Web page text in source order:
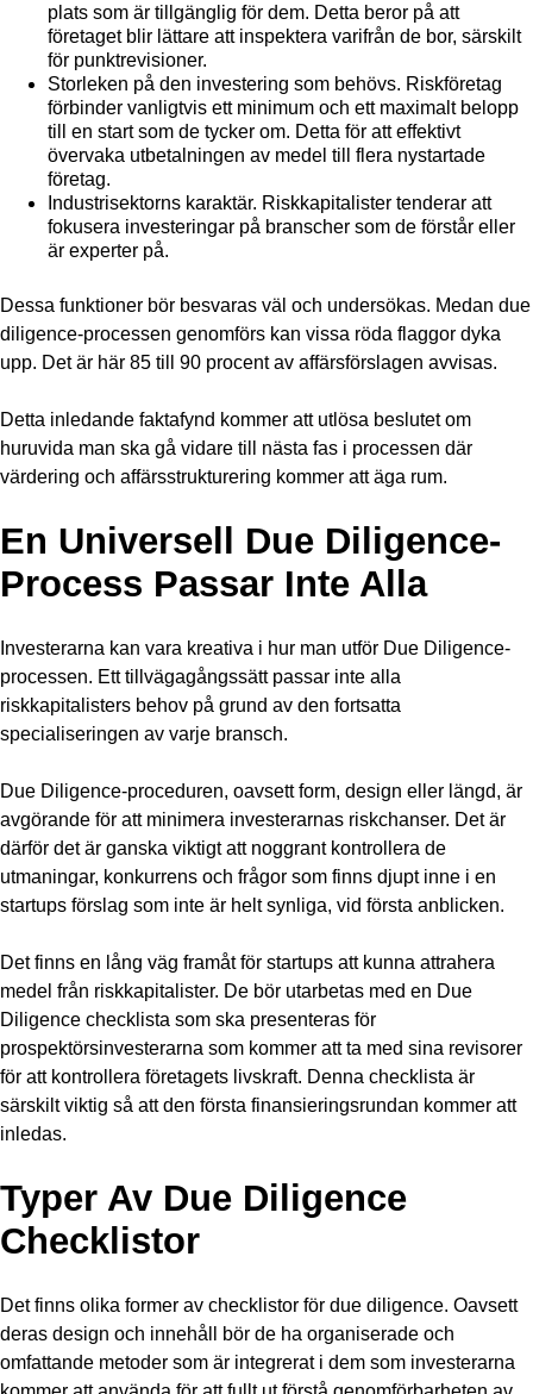
plats som är tillgänglig för dem. Detta beror på att
företaget blir lättare att inspektera varifrån de bor, särskilt
för punktrevisioner.
Storleken på den investering som behövs. Riskföretag
förbinder vanligtvis ett minimum och ett maximalt belopp
till en start som de tycker om. Detta för att effektivt
övervaka utbetalningen av medel till flera nystartade
företag.
Industrisektorns karaktär. Riskkapitalister tenderar att
fokusera investeringar på branscher som de förstår eller
är experter på.
Dessa funktioner bör besvaras väl och undersökas. Medan due
diligence-processen genomförs kan vissa röda flaggor dyka
upp. Det är här 85 till 90 procent av affärsförslagen avvisas.
Detta inledande faktafynd kommer att utlösa beslutet om
huruvida man ska gå vidare till nästa fas i processen där
värdering och affärsstrukturering kommer att äga rum.
En Universell Due Diligence-
Process Passar Inte Alla
Investerarna kan vara kreativa i hur man utför Due Diligence-
processen. Ett tillvägagångssätt passar inte alla
riskkapitalisters behov på grund av den fortsatta
specialiseringen av varje bransch.
Due Diligence-proceduren, oavsett form, design eller längd, är
avgörande för att minimera investerarnas riskchanser. Det är
därför det är ganska viktigt att noggrant kontrollera de
utmaningar, konkurrens och frågor som finns djupt inne i en
startups förslag som inte är helt synliga, vid första anblicken.
Det finns en lång väg framåt för startups att kunna attrahera
medel från riskkapitalister. De bör utarbetas med en Due
Diligence checklista som ska presenteras för
prospektörsinvesterarna som kommer att ta med sina revisorer
för att kontrollera företagets livskraft. Denna checklista är
särskilt viktig så att den första finansieringsrundan kommer att
inledas.
Typer Av Due Diligence
Checklistor
Det finns olika former av checklistor för due diligence. Oavsett
deras design och innehåll bör de ha organiserade och
omfattande metoder som är integrerat i dem som investerarna